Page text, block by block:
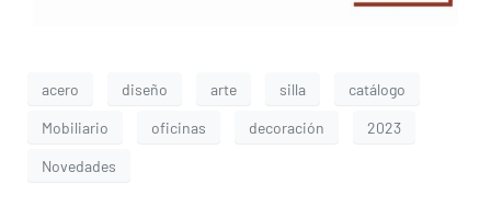
acero diseño arte silla catálogo
Mobiliario oficinas decoración 2023
Novedades